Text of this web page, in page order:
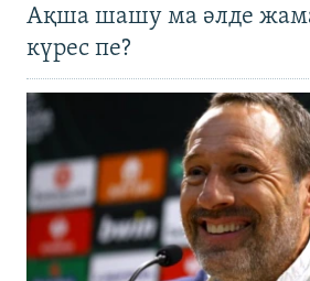
Ақша шашу ма әлде
күрес пе?